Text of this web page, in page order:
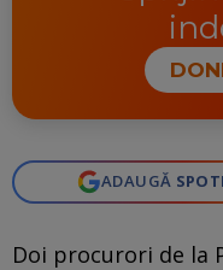
ADAUGĂ
Doi procurori de la